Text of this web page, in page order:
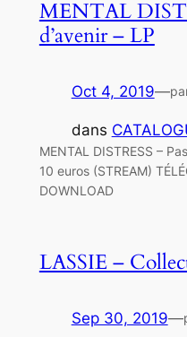
MENTAL
d’avenir – LP
Oct 4, 2019—
dans
MENTAL DISTRESS –
10 euros (STREAM)
DOWNLOAD
LASSIE –
Sep 30, 2019—